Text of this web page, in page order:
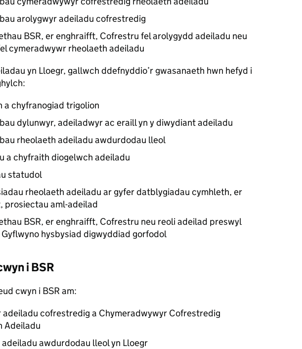
arolygwyr adeiladu cofrestredig
BSR, er enghraifft, Cofrestru fel arolygydd adeiladu neu
cymeradwywr rheolaeth adeiladu
yn Lloegr, gallwch ddefnyddio’r gwasanaeth hwn hefyd i
a chyfranogiad trigolion
dylunwyr, adeiladwyr ac eraill yn y diwydiant adeiladu
rheolaeth adeiladu awdurdodau lleol
a chyfraith diogelwch adeiladu
statudol
rheolaeth adeiladu ar gyfer datblygiadau cymhleth, er
prosiectau aml-adeilad
BSR, er enghraifft, Cofrestru neu reoli adeilad preswyl
Gyflwyno hysbysiad digwyddiad gorfodol
i BSR
cwyn i BSR am:
adeiladu cofrestredig a Chymeradwywyr Cofrestredig
Adeiladu
awdurdodau lleol yn Lloegr